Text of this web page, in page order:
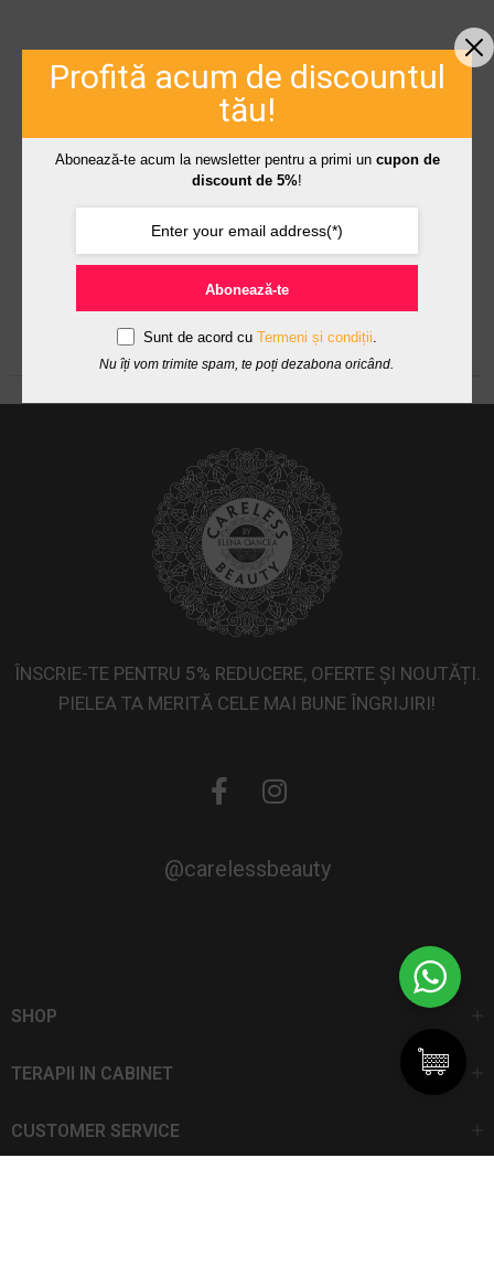
ÎNSCRIE-TE PENTRU 5% REDUCERE, OFERTE ȘI NOUTĂȚI.
PIELEA TA MERITĂ CELE MAI BUNE ÎNGRIJIRI!
@carelessbeauty
SHOP
TERAPII IN CABINET
CUSTOMER SERVICE
Profită acum de discountul
tău!
Abonează-te acum la newsletter pentru a primi un cupon de
discount de 5%!
Abonează-te
Sunt de acord cu Termeni și condiții.
Nu îți vom trimite spam, te poți dezabona oricând.